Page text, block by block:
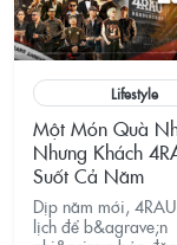
Lifestyle
Một Món Quà
Nhưng Khách
Suốt Cả Năm
Dịp năm mới,
lịch để b&agrave;n